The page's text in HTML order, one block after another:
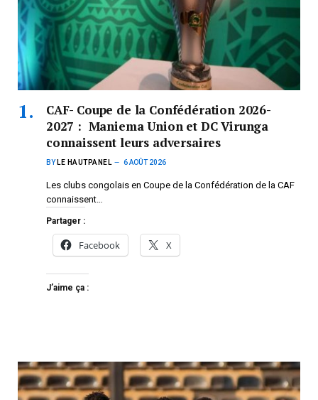
CAF- Coupe de la Confédération 2026-
2027 : Maniema Union et DC Virunga
connaissent leurs adversaires
BY LE HAUTPANEL 6 AOÛT 2026
Les clubs congolais en Coupe de la Confédération de la CAF
connaissent…
Partager :
Facebook X
J’aime ça :